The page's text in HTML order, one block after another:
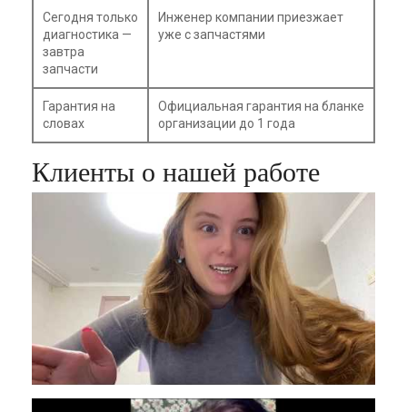
Сегодня только
диагностика —
завтра
запчасти
Инженер компании приезжает
уже с запчастями
Гарантия на
словах
Официальная гарантия на бланке
организации до 1 года
Клиенты о нашей работе